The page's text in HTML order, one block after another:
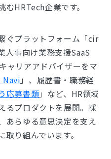
HRTech企業です。
ぐプラットフォーム「cir
人事向け業務支援SaaS
ャリアアドバイザーをマ
Navi 」、履歴書・職務経
応募書類」など、HR領域
るプロダクトを展開。採
あらゆる意思決定を支え
り組んでいます。